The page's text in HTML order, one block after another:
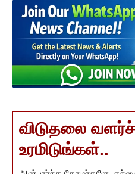
விடுதலை
உரமிடுங்கள்..